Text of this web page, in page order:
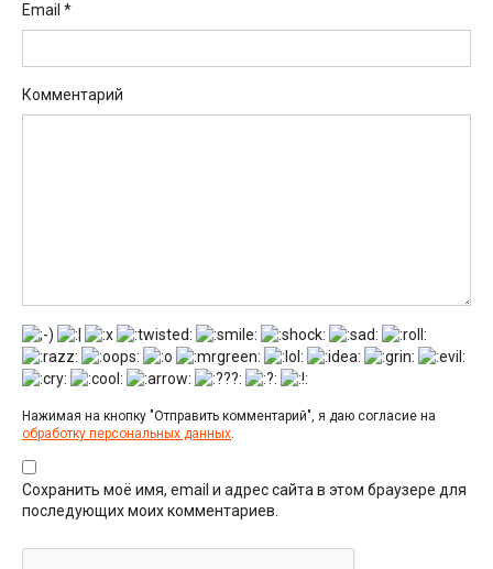
Email *
Комментарий
Нажимая на кнопку "Отправить комментарий", я даю согласие на
обработку персональных данных
Сохранить моё имя, email и адрес сайта в этом браузере для
последующих моих комментариев.